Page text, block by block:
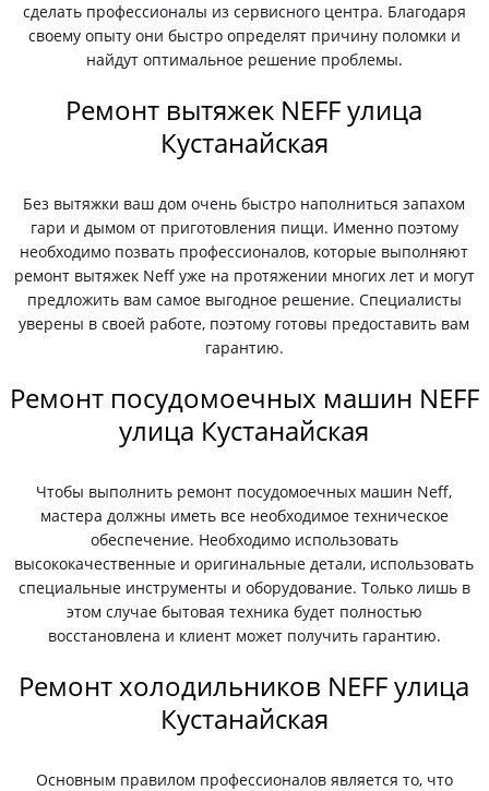
сделать профессионалы из сервисного центра. Благодаря
своему опыту они быстро определят причину поломки и
найдут оптимальное решение проблемы.
Ремонт вытяжек NEFF улица
Кустанайская
Без вытяжки ваш дом очень быстро наполниться запахом
гари и дымом от приготовления пищи. Именно поэтому
необходимо позвать профессионалов, которые выполняют
ремонт вытяжек Neff уже на протяжении многих лет и могут
предложить вам самое выгодное решение. Специалисты
уверены в своей работе, поэтому готовы предоставить вам
гарантию.
Ремонт посудомоечных машин NEFF
улица Кустанайская
Чтобы выполнить ремонт посудомоечных машин Neff,
мастера должны иметь все необходимое техническое
обеспечение. Необходимо использовать
высококачественные и оригинальные детали, использовать
специальные инструменты и оборудование. Только лишь в
этом случае бытовая техника будет полностью
восстановлена и клиент может получить гарантию.
Ремонт холодильников NEFF улица
Кустанайская
Основным правилом профессионалов является то, что